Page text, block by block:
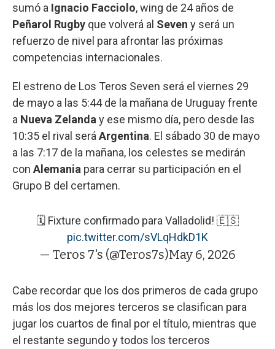
sumó a Ignacio Facciolo, wing de 24 años de
Peñarol Rugby que volverá al Seven y será un
refuerzo de nivel para afrontar las próximas
competencias internacionales.
El estreno de Los Teros Seven será el viernes 29
de mayo a las 5:44 de la mañana de Uruguay frente
a Nueva Zelanda y ese mismo día, pero desde las
10:35 el rival será Argentina. El sábado 30 de mayo
a las 7:17 de la mañana, los celestes se medirán
con Alemania para cerrar su participación en el
Grupo B del certamen.
🗓️ Fixture confirmado para Valladolid! 🇪🇸
pic.twitter.com/sVLqHdkD1K
— Teros 7's (@Teros7s)May 6, 2026
Cabe recordar que los dos primeros de cada grupo
más los dos mejores terceros se clasifican para
jugar los cuartos de final por el título, mientras que
el restante segundo y todos los terceros